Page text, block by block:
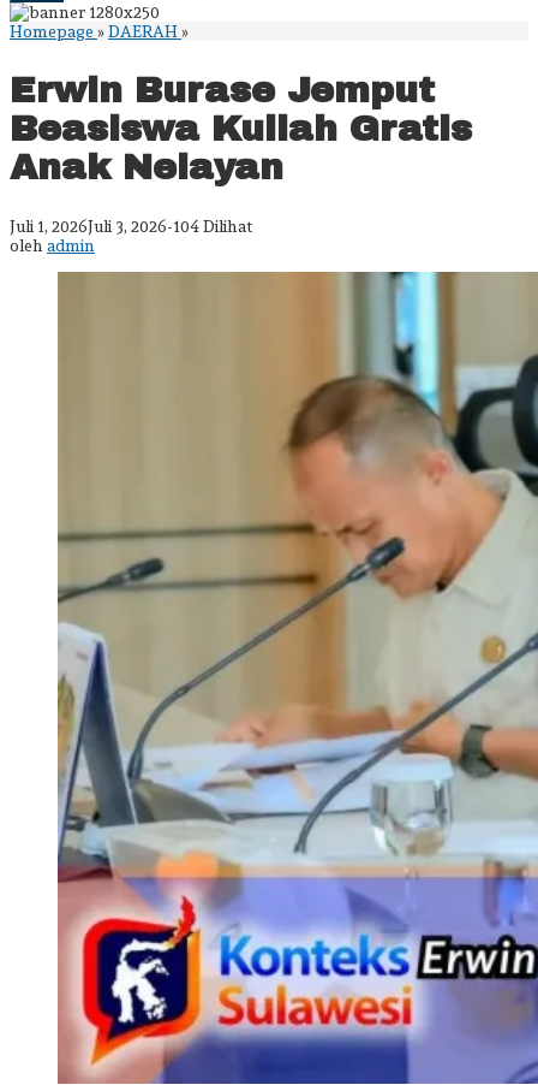
Homepage »DAERAH»Erwin
Beasiswa
Kuliah
Gratis
Anak
Nelayan
Erwin Burase Jemput
Beasiswa Kuliah Gratis
Anak Nelayan
Juli 1, 2026Juli 3, 2026oleh
-104 Dilihat
oleh admin